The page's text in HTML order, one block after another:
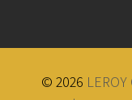
© 2026